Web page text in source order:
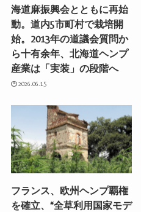
海道麻振興会とともに再始
動。道内5市町村で栽培開
始。2013年の道議会質問か
ら十有余年、北海道ヘンプ
産業は「実装」の段階へ
2026.06.15
フランス、欧州ヘンプ覇権
を確立、“全草利用国家モデ